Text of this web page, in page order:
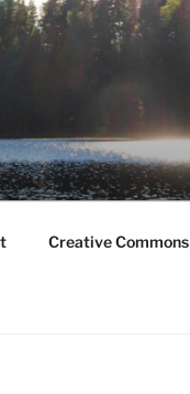
Creative Commons